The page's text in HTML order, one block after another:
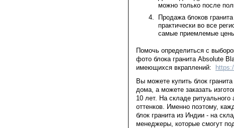
можно только после
Продажа блоков
практически во все
самые приемлемые
Помочь определиться с
фото блока гранита Absolute
имеющихся вкраплений:
Вы можете купить блок
дома, а можете заказать
10 лет. На складе
оттенков. Именно поэтому,
блок гранита из Индии - на
менеджеры, которые смогут